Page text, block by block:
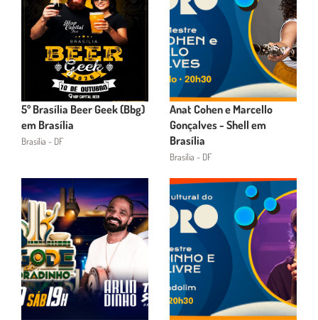
5º Brasília Beer Geek (Bbg)
em Brasília
Brasília - DF
Anat Cohen e Marcello
Gonçalves - Shell em
Brasília
Brasília - DF